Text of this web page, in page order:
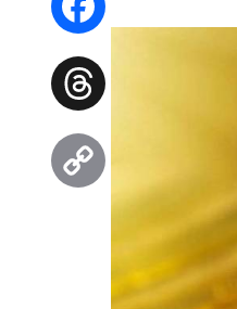
Facebook
Threads